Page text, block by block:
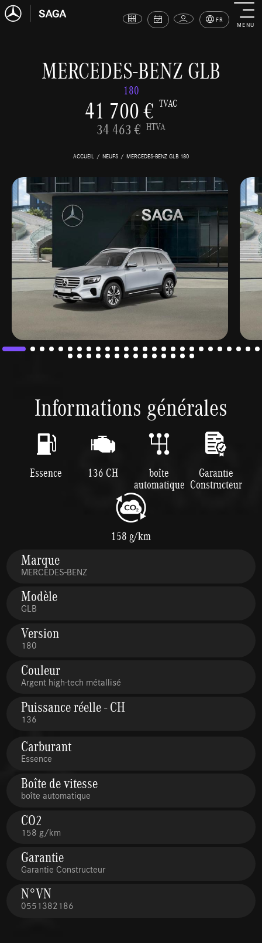
FR
MENU
MERCEDES-BENZ GLB
180
41 700 € TVAC
34 463 € HTVA
ACCUEIL NEUFS MERCEDES-BENZ GLB 180
Informations générales
Essence 136 CH boîte
automatique
Garantie
Constructeur
158 g/km
Marque
MERCEDES-BENZ
Modèle
GLB
Version
180
Couleur
Argent high-tech métallisé
Puissance réelle - CH
136
Carburant
Essence
Boîte de vitesse
boîte automatique
CO2
158 g/km
Garantie
Garantie Constructeur
N°VN
0551382186